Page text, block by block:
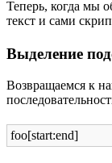
Теперь, когда мы
текст и сами
Выделение
Возвращаемся к
foo[start:end]